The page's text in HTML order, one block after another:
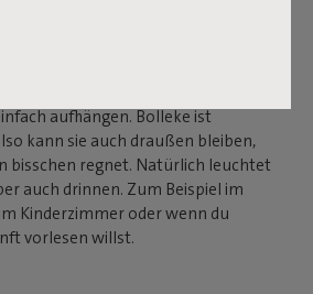
aufhängen. Bolleke ist
kann sie auch draußen bleiben,
bisschen regnet. Natürlich leuchtet
auch drinnen. Zum Beispiel im
Kinderzimmer oder wenn du
vorlesen willst.